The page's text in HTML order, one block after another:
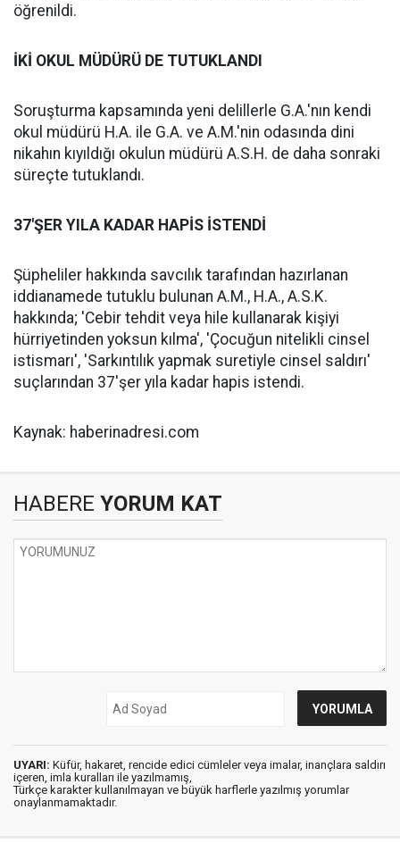
öğrenildi.
İKİ OKUL MÜDÜRÜ DE TUTUKLANDI
Soruşturma kapsamında yeni delillerle G.A.'nın kendi
okul müdürü H.A. ile G.A. ve A.M.'nin odasında dini
nikahın kıyıldığı okulun müdürü A.S.H. de daha sonraki
süreçte tutuklandı.
37'ŞER YILA KADAR HAPİS İSTENDİ
Şüpheliler hakkında savcılık tarafından hazırlanan
iddianamede tutuklu bulunan A.M., H.A., A.S.K.
hakkında; 'Cebir tehdit veya hile kullanarak kişiyi
hürriyetinden yoksun kılma', 'Çocuğun nitelikli cinsel
istismarı', 'Sarkıntılık yapmak suretiyle cinsel saldırı'
suçlarından 37'şer yıla kadar hapis istendi.
Kaynak: haberinadresi.com
HABERE YORUM KAT
UYARI: Küfür, hakaret, rencide edici cümleler veya imalar, inançlara saldırı
içeren, imla kuralları ile yazılmamış,
Türkçe karakter kullanılmayan ve büyük harflerle yazılmış yorumlar
onaylanmamaktadır.